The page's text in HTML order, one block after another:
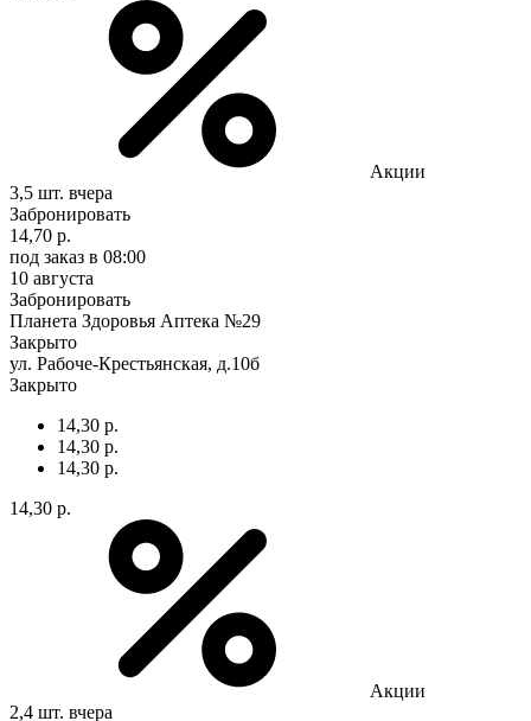
Акции
3,5 шт. вчера
Забронировать
14,70 р.
под заказ в 08:00
10 августа
Забронировать
Планета Здоровья Аптека №29
Закрыто
ул. Рабоче-Крестьянская, д.10б
Закрыто
14,30 р.
14,30 р.
14,30 р.
14,30 р.
Акции
2,4 шт. вчера